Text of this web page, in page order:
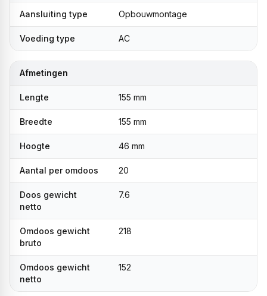
Aansluiting type Opbouwmontage
Voeding type AC
Afmetingen
Lengte 155 mm
Breedte 155 mm
Hoogte 46 mm
Aantal per omdoos 20
Doos gewicht
netto
7.6
Omdoos gewicht
bruto
218
Omdoos gewicht
netto
152